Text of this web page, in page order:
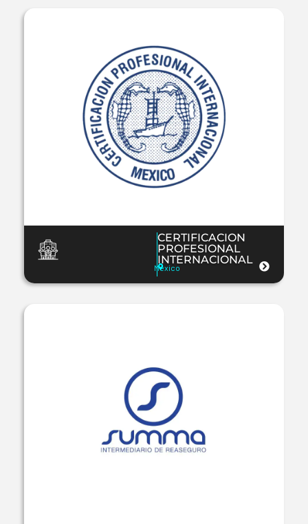
CERTIFICACION
PROFESIONAL
INTERNACIONAL
Mexico